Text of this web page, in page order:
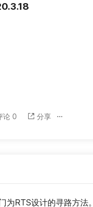
论 0 分享
为RTS设计的寻路方法